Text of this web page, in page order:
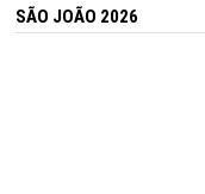
SÃO JOÃO 2026